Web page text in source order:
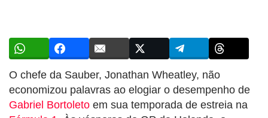
O chefe da Sauber, Jonathan Wheatley, não
economizou palavras ao elogiar o desempenho de
Gabriel Bortoleto em sua temporada de estreia na